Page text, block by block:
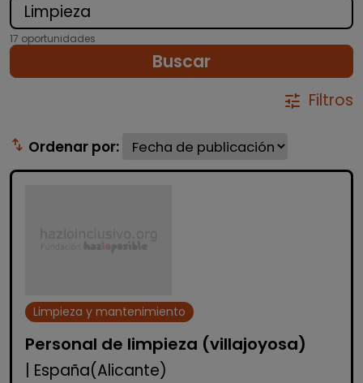
17 oportunidades
Buscar
tune Filtros
swap_vert Ordenar por:
Limpieza y mantenimiento
Personal de limpieza (villajoyosa)
| España(Alicante)